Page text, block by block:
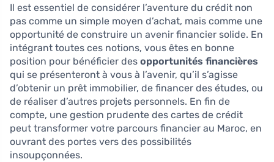
Il est essentiel de considérer l’aventure du crédit non
pas comme un simple moyen d’achat, mais comme une
opportunité de construire un avenir financier solide. En
intégrant toutes ces notions, vous êtes en bonne
position pour bénéficier des opportunités financières
qui se présenteront à vous à l’avenir, qu’il s’agisse
d’obtenir un prêt immobilier, de financer des études, ou
de réaliser d’autres projets personnels. En fin de
compte, une gestion prudente des cartes de crédit
peut transformer votre parcours financier au Maroc, en
ouvrant des portes vers des possibilités
insoupçonnées.